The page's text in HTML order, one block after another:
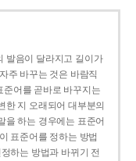
발음이 달라지고 길이가
주 바꾸는 것은 바람직
준어를 곧바로 바꾸지는
한 지 오래되어 대부분의
을 하는 경우에는 표준어
표준어를 정하는 방법
하는 방법과 바뀌기 전